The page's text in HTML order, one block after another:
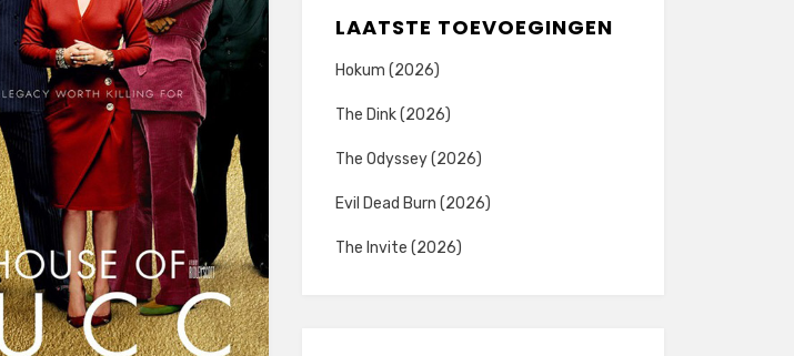
LAATSTE TOEVOEGINGEN
Hokum (2026)
The Dink (2026)
The Odyssey (2026)
Evil Dead Burn (2026)
The Invite (2026)